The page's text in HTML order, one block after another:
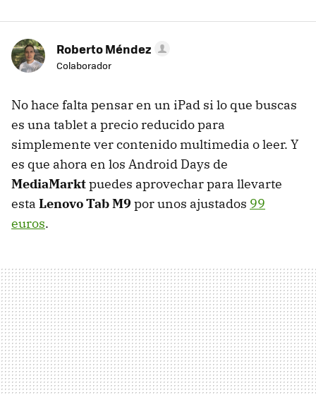
Roberto Méndez
Colaborador
No hace falta pensar en un iPad si lo que buscas
es una tablet a precio reducido para
simplemente ver contenido multimedia o leer. Y
es que ahora en los Android Days de
MediaMarktpuedes aprovechar para llevarte
esta Lenovo Tab M9 por unos ajustados 99
euros.